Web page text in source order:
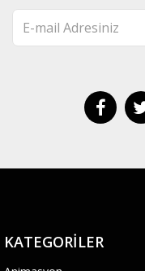
KATEGORILER